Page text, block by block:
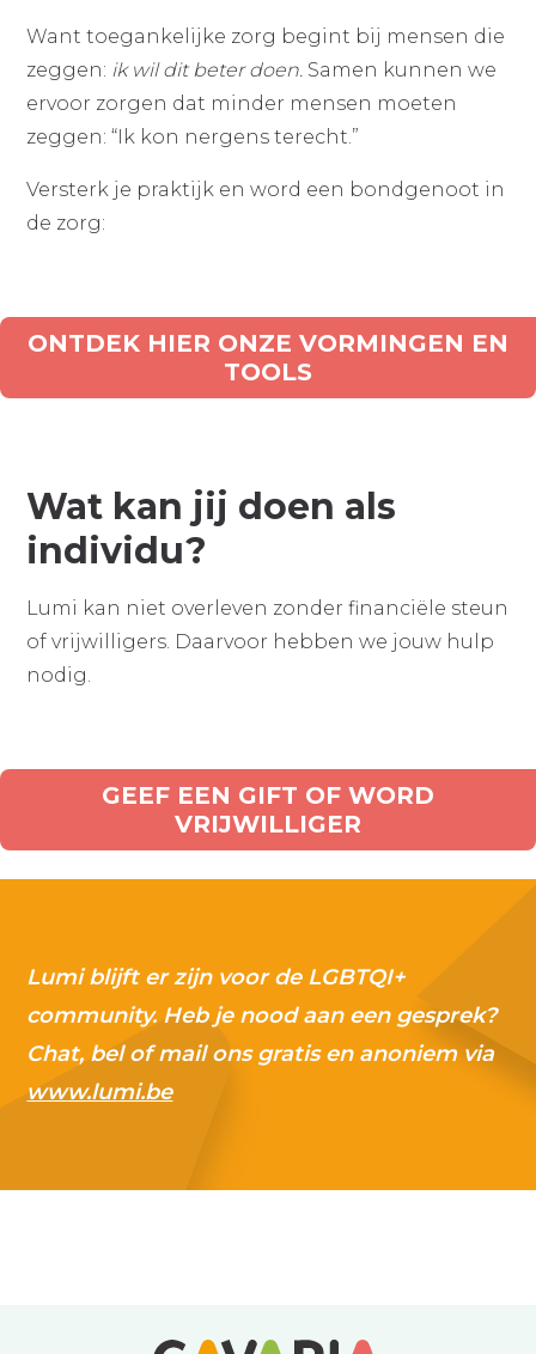
Want toegankelijke zorg begint bij mensen die
zeggen: ik wil dit beter doen. Samen kunnen we
ervoor zorgen dat minder mensen moeten
zeggen: “Ik kon nergens terecht.”
Versterk je praktijk en word een bondgenoot in
de zorg:
ONTDEK HIER ONZE VORMINGEN EN
TOOLS
Wat kan jij doen als
individu?
Lumi kan niet overleven zonder financiële steun
of vrijwilligers. Daarvoor hebben we jouw hulp
nodig.
GEEF EEN GIFT OF WORD
VRIJWILLIGER
Lumi blijft er zijn voor de LGBTQI+
community. Heb je nood aan een gesprek?
Chat, bel of mail ons gratis en anoniem via
www.lumi.be